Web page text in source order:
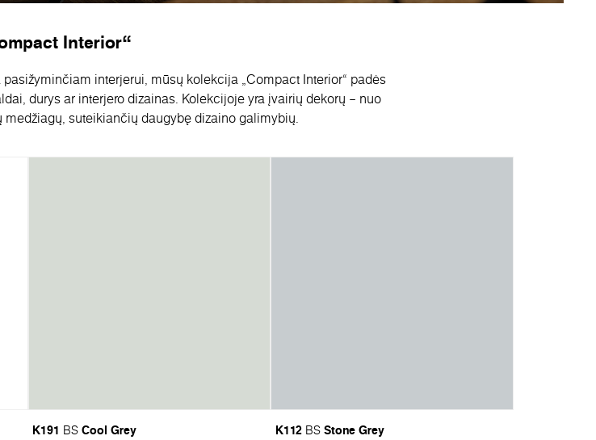
Interior“
interjerui, mūsų kolekcija „Compact Interior“ padės
durys ar interjero dizainas. Kolekcijoje yra įvairių dekorų – nuo
suteikiančių daugybę dizaino galimybių.
K191 BS Cool Grey K112 BS Stone Grey